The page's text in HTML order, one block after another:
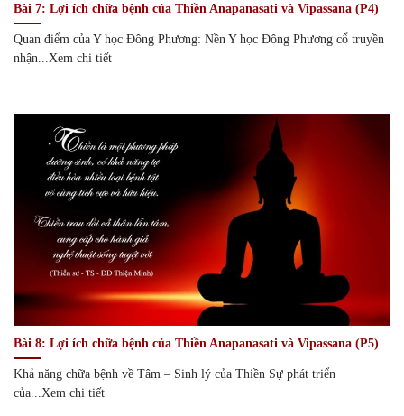
Bài 7: Lợi ích chữa bệnh của Thiền Anapanasati và Vipassana (P4)
Quan điểm của Y học Đông Phương: Nền Y học Đông Phương cổ truyền
nhận...Xem chi tiết
Bài 8: Lợi ích chữa bệnh của Thiền Anapanasati và Vipassana (P5)
Khả năng chữa bệnh về Tâm – Sinh lý của Thiền Sự phát triển
của...Xem chi tiết